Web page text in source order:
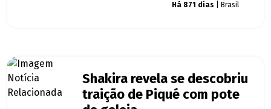
Há 871 dias | Brasil
Shakira revela se descobriu
traição de Piqué com pote